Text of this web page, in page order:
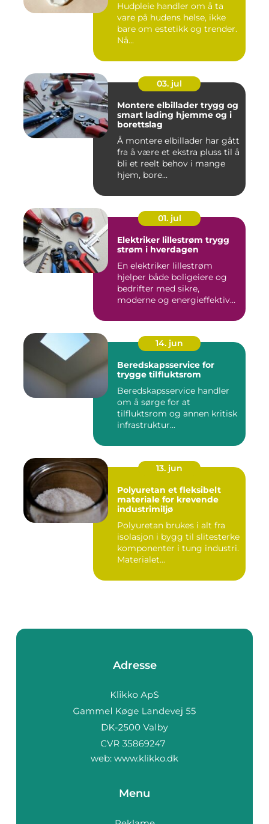
Hudpleie handler om å ta
vare på hudens helse, ikke
bare om estetikk og trender.
Nå...
03. jul
Montere elbillader trygg og
smart lading hjemme og i
borettslag
Å montere elbillader har gått
fra å være et ekstra pluss til å
bli et reelt behov i mange
hjem, bore...
01. jul
Elektriker lillestrøm trygg
strøm i hverdagen
En elektriker lillestrøm
hjelper både boligeiere og
bedrifter med sikre,
moderne og energieffektive
14. jun
Beredskapsservice for
trygge tilfluktsrom
Beredskapsservice handler
om å sørge for at
tilfluktsrom og annen kritisk
infrastruktur...
13. jun
Polyuretan et fleksibelt
materiale for krevende
industrimiljø
Polyuretan brukes i alt fra
isolasjon i bygg til slitesterke
komponenter i tung industri.
Materialet...
Adresse
web: www.klikko.dk
Menu